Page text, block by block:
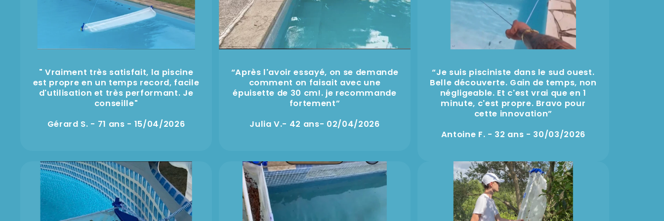
" Vraiment très satisfait, la piscine
est propre en un temps record, facile
d'utilisation et très performant. Je
conseille"
Gérard S. - 71 ans - 15/04/2026
“Après l'avoir essayé, on se demande
comment on faisait avec une
épuisette de 30 cm!. je recommande
fortement”
Julia V.- 42 ans- 02/04/2026
“Je suis pisciniste dans le sud ouest.
Belle découverte. Gain de temps, non
négligeable. Et c'est vrai que en 1
minute, c'est propre. Bravo pour
cette innovation”
Antoine F. - 32 ans - 30/03/2026